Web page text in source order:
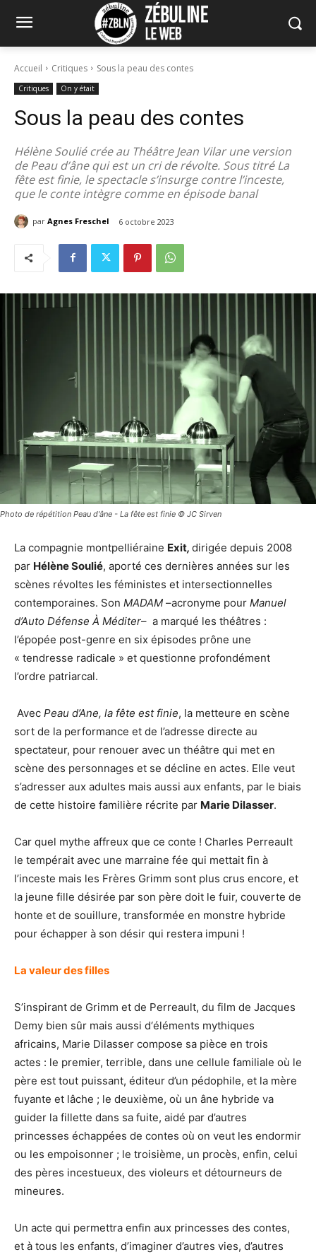
Accueil Critiques Sous la peau des contes
Critiques On y était
Sous la peau des contes
Hélène Soulié crée au Théâtre Jean Vilar une version
de Peau d’âne qui est un cri de révolte. Sous titré La
fête est finie, le spectacle s’insurge contre l’inceste,
que le conte intègre comme en épisode banal
par Agnes Freschel 6 octobre 2023
Photo de répétition Peau d'âne - La fête est finie © JC Sirven
La compagnie montpelliéraine Exit, dirigée depuis 2008
par Hélène Soulié, aporté ces dernières années sur les
scènes révoltes les féministes et intersectionnelles
contemporaines. Son MADAM –acronyme pour Manuel
d’Auto Défense À Méditer– a marqué les théâtres :
l’épopée post-genre en six épisodes prône une
« tendresse radicale » et questionne profondément
l’ordre patriarcal.
Avec Peau d’Ane, la fête est finie, la metteure en scène
sort de la performance et de l’adresse directe au
spectateur, pour renouer avec un théâtre qui met en
scène des personnages et se décline en actes. Elle veut
s’adresser aux adultes mais aussi aux enfants, par le biais
de cette histoire familière récrite par Marie Dilasser.
Car quel mythe affreux que ce conte ! Charles Perreault
le tempérait avec une marraine fée qui mettait fin à
l’inceste mais les Frères Grimm sont plus crus encore, et
la jeune fille désirée par son père doit le fuir, couverte de
honte et de souillure, transformée en monstre hybride
pour échapper à son désir qui restera impuni !
La valeur des filles
S’inspirant de Grimm et de Perreault, du film de Jacques
Demy bien sûr mais aussi d‘éléments mythiques
africains, Marie Dilasser compose sa pièce en trois
actes : le premier, terrible, dans une cellule familiale où le
père est tout puissant, éditeur d’un pédophile, et la mère
fuyante et lâche ; le deuxième, où un âne hybride va
guider la fillette dans sa fuite, aidé par d’autres
princesses échappées de contes où on veut les endormir
ou les empoisonner ; le troisième, un procès, enfin, celui
des pères incestueux, des violeurs et détourneurs de
mineures.
Un acte qui permettra enfin aux princesses des contes,
et à tous les enfants, d’imaginer d’autres vies, d’autres